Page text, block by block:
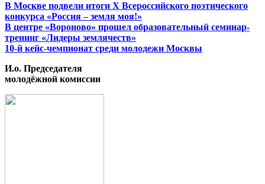
В Москве подвели итоги X Всероссийского поэтического
конкурса «Россия – земля моя!»
В центре «Вороново» прошел образовательный семинар-
тренинг «Лидеры землячеств»
10-й кейс-чемпионат среди молодежи Москвы
И.о. Председателя
молодёжной комиссии